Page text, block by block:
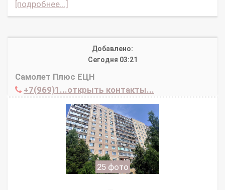
[подробнее...]
Добавлено:
Сегодня 03:21
Самолет Плюс ЕЦН
+7(969)1...открыть контакты...
25 фото